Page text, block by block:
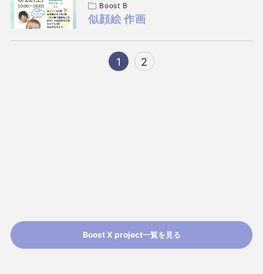
Boost B
似顔絵 作画
1 2
Boost X project一覧を見る